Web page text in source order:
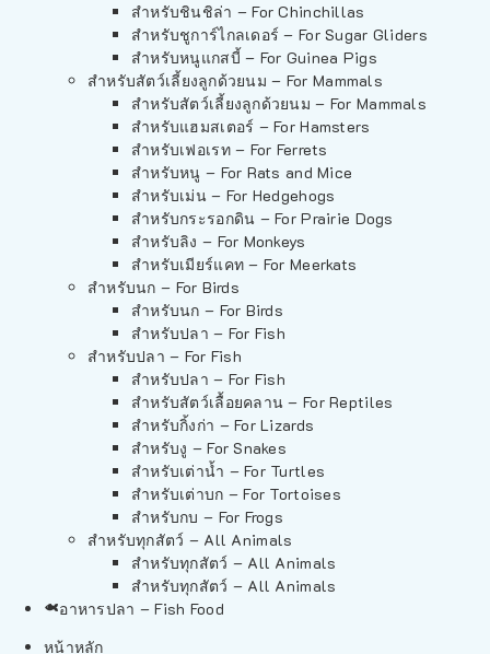
สำหรับชินชิล่า – For Chinchillas
สำหรับชูการ์ไกลเดอร์ – For Sugar Gliders
สำหรับหนูแกสบี้ – For Guinea Pigs
สำหรับสัตว์เลี้ยงลูกด้วยนม – For Mammals
สำหรับสัตว์เลี้ยงลูกด้วยนม – For Mammals
สำหรับแฮมสเตอร์ – For Hamsters
สำหรับเฟอเรท – For Ferrets
สำหรับหนู – For Rats and Mice
สำหรับเม่น – For Hedgehogs
สำหรับกระรอกดิน – For Prairie Dogs
สำหรับลิง – For Monkeys
สำหรับเมียร์แคท – For Meerkats
สำหรับนก – For Birds
สำหรับนก – For Birds
สำหรับปลา – For Fish
สำหรับปลา – For Fish
สำหรับปลา – For Fish
สำหรับสัตว์เลื้อยคลาน – For Reptiles
สำหรับกิ้งก่า – For Lizards
สำหรับงู – For Snakes
สำหรับเต่าน้ำ – For Turtles
สำหรับเต่าบก – For Tortoises
สำหรับกบ – For Frogs
สำหรับทุกสัตว์ – All Animals
สำหรับทุกสัตว์ – All Animals
สำหรับทุกสัตว์ – All Animals
อาหารปลา – Fish Food
หน้าหลัก